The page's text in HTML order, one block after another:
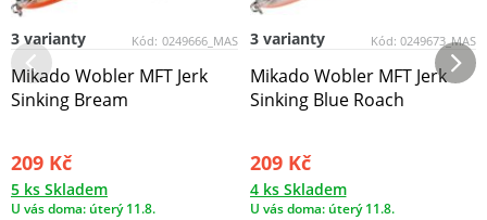
Kód: 0249666_MAS
3 varianty
Mikado Wobler MFT Jerk
Sinking Bream
209 Kč
5 ks Skladem
U vás doma: úterý 11.8.
Kód: 0249673_MAS
3 varianty
Mikado Wobler MFT Jerk
Sinking Blue Roach
209 Kč
4 ks Skladem
U vás doma: úterý 11.8.